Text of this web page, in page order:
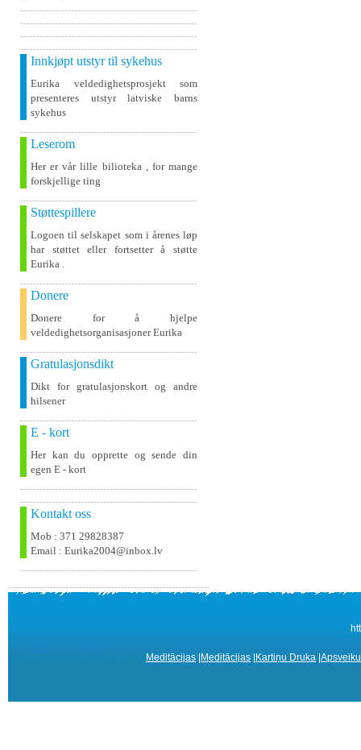
Innkjøpt utstyr til sykehus
Eurika veldedighetsprosjekt som
presenteres utstyr latviske barns
sykehus
Leserom
Her er vår lille bilioteka , for mange
forskjellige ting
Støttespillere
Logoen til selskapet som i årenes løp
har støttet eller fortsetter å støtte
Eurika .
Donere
Donere for å hjelpe
veldedighetsorganisasjoner Eurika
Gratulasjonsdikt
Dikt for gratulasjonskort og andre
hilsener
E - kort
Her kan du opprette og sende din
egen E - kort
Kontakt oss
Mob : 371 29828387
Email : Eurika2004@inbox.lv
Meditācijas Meditācijas Kartiņu Druka